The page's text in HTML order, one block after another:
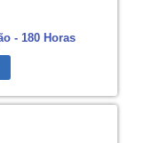
- 180 Horas